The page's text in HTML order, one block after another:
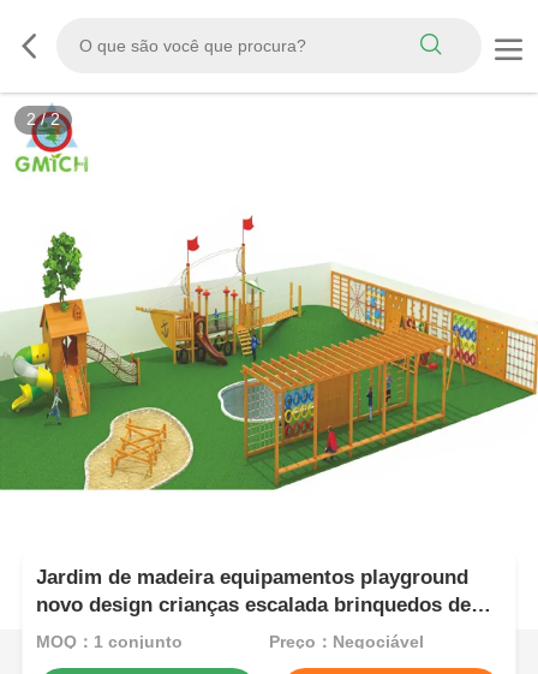
2/2
Jardim de madeira equipamentos playground
novo design crianças escalada brinquedos de
diversões seguro e durável playground slide
MOQ：1 conjunto Preço：Negociável